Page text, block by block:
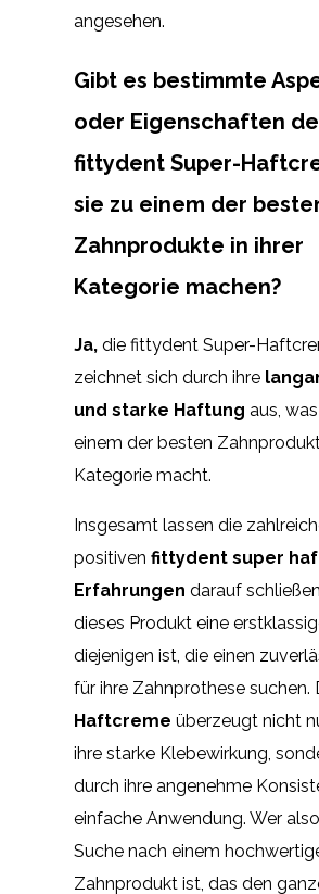
angesehen.
Gibt es bestimmte
oder Eigenschaften
fittydent Super-
sie zu einem der
Zahnprodukte in ihrer
Kategorie machen?
Ja, die fittydent Super-
zeichnet sich durch ihre
und starke Haftung aus,
einem der besten
Kategorie macht.
Insgesamt lassen die
positiven fittydent super
Erfahrungen darauf
dieses Produkt eine
diejenigen ist, die einen
für ihre Zahnprothese suchen.
Haftcreme überzeugt nicht
ihre starke Klebewirkung,
durch ihre angenehme
einfache Anwendung. Wer
Suche nach einem
Zahnprodukt ist, das den